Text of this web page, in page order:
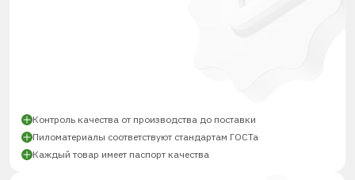
Контроль качества от производства до поставки
Пиломатериалы соответствуют стандартам ГОСТа
Каждый товар имеет паспорт качества